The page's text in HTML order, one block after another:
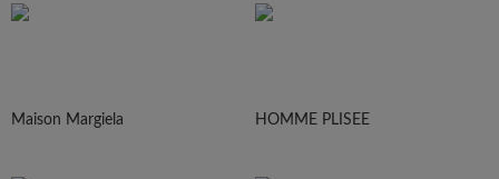
Maison Margiela HOMME PLISEE